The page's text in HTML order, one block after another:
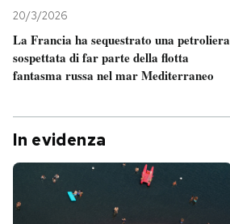
20/3/2026
La Francia ha sequestrato una petroliera
sospettata di far parte della flotta
fantasma russa nel mar Mediterraneo
In evidenza